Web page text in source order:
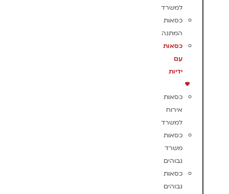
למשרד
כסאות
המתנה
כסאות
עם
ידיות
כסאות
אירוח
למשרד
כסאות
משרד
גבוהים
כסאות
גבוהים